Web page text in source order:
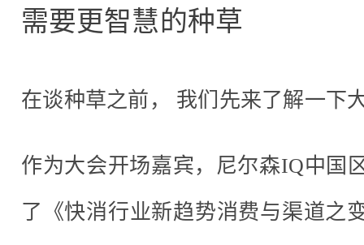
需要更智慧的种草
在谈种草之前， 我们先来了解一下
作为大会开场嘉宾，尼尔森IQ中国
了《快消行业新趋势消费与渠道之